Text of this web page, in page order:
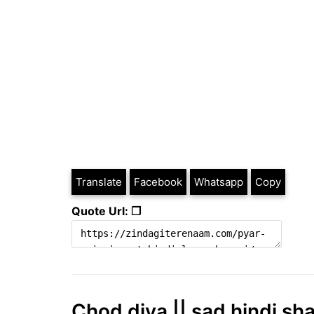
Translate Facebook Whatsapp Copy
Quote Url: ❐